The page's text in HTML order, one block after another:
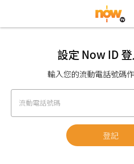
設定 Now ID
輸入您的流動電話號碼
流動電話號碼
登記